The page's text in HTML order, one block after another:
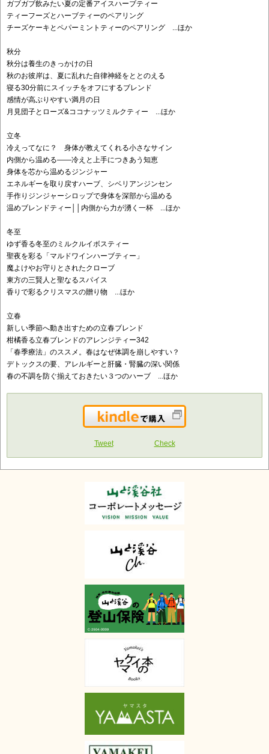
ガブガブ飲みたい夏の定番アイスハーブティー
ティーフーズとハーブティーのペアリング
チーズケーキとペパーミントティーのペアリング ...ほか
秋分
秋分は養生のきっかけの日
秋のお彼岸は、夏に乱れた自律神経をととのえる
寝る30分前にスイッチをオフにするブレンド
感情が高ぶりやすい満月の日
月見団子とローズ&ココナッツミルクティー ...ほか
立冬
冷えってなに？ 身体が教えてくれる小さなサイン
内側から温める——冷えと上手につきあう知恵
身体を芯から温めるジンジャー
エネルギーを取り戻すハーブ、シベリアンジンセン
手作りジンジャーシロップで身体を深部から温める
温めブレンドティー││内側から力が湧く一杯 ...ほか
冬至
ゆず香る冬至のミルクルイボスティー
聖夜を彩る「マルドワインハーブティー」
魔よけやお守りとされたクローブ
東方の三賢人と聖なるスパイス
香りで彩るクリスマスの贈り物 ...ほか
立春
新しい季節へ動き出すための立春ブレンド
柑橘香る立春ブレンドのアレンジティー342
「春季療法」のススメ。春はなぜ体調を崩しやすい？
デトックスの要、アレルギーと肝臓・腎臓の深い関係
春の不調を防ぐ揃えておきたい３つのハーブ ...ほか
Kindleで購入
Tweet Check